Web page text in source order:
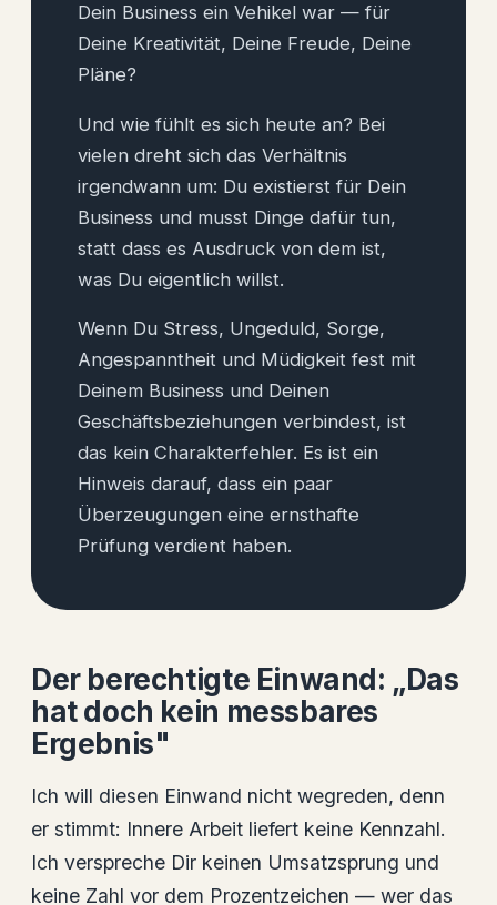
Dein Business ein Vehikel war — für
Deine Kreativität, Deine Freude, Deine
Pläne?
Und wie fühlt es sich heute an? Bei
vielen dreht sich das Verhältnis
irgendwann um: Du existierst für Dein
Business und musst Dinge dafür tun,
statt dass es Ausdruck von dem ist,
was Du eigentlich willst.
Wenn Du Stress, Ungeduld, Sorge,
Angespanntheit und Müdigkeit fest mit
Deinem Business und Deinen
Geschäftsbeziehungen verbindest, ist
das kein Charakterfehler. Es ist ein
Hinweis darauf, dass ein paar
Überzeugungen eine ernsthafte
Prüfung verdient haben.
Der berechtigte Einwand: „Das
hat doch kein messbares
Ergebnis"
Ich will diesen Einwand nicht wegreden, denn
er stimmt: Innere Arbeit liefert keine Kennzahl.
Ich verspreche Dir keinen Umsatzsprung und
keine Zahl vor dem Prozentzeichen — wer das